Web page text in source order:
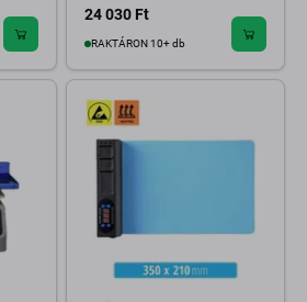
24 030 Ft
RAKTÁRON 10+ db